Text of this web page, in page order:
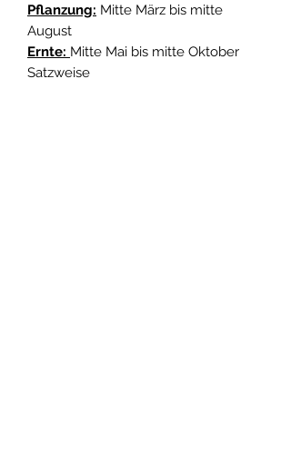
Pflanzung: Mitte März bis mitte
August
Ernte: Mitte Mai bis mitte Oktober
Satzweise